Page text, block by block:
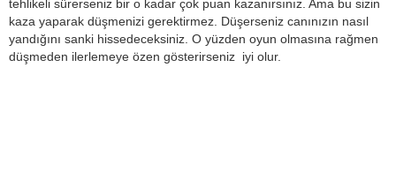
tehlikeli sürerseniz bir o kadar çok puan kazanırsınız. Ama bu sizin
kaza yaparak düşmenizi gerektirmez. Düşerseniz canınızın nasıl
yandığını sanki hissedeceksiniz. O yüzden oyun olmasına rağmen
düşmeden ilerlemeye özen gösterirseniz iyi olur.